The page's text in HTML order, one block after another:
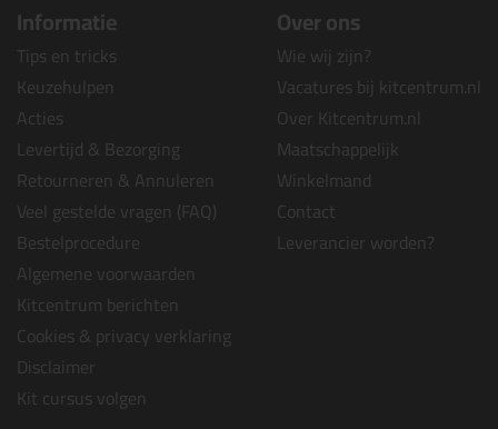
Informatie
Tips en tricks
Keuzehulpen
Acties
Levertijd & Bezorging
Retourneren & Annuleren
Veel gestelde vragen (FAQ)
Bestelprocedure
Algemene voorwaarden
Kitcentrum berichten
Cookies & privacy verklaring
Disclaimer
Kit cursus volgen
Over ons
Wie wij zijn?
Vacatures bij kitcentrum.nl
Over Kitcentrum.nl
Maatschappelijk
Winkelmand
Contact
Leverancier worden?